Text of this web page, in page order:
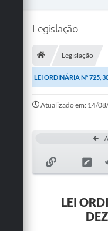
Publicações
A Prefeitura
Ouvidoria
Legislação
Legislação
Legislação
LEI ORDINÁRIA Nº 725,
Atualizado em: 14/
LEI